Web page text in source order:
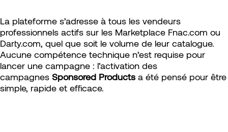
La plateforme s’adresse à tous les vendeurs
professionnels actifs sur les Marketplace Fnac.com ou
Darty.com, quel que soit le volume de leur catalogue.
Aucune compétence technique n’est requise pour
lancer une campagne : l’activation des
campagnes Sponsored Products a été pensé pour être
simple, rapide et efficace.